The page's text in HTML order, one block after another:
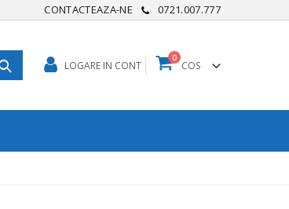
CONTACTEAZA-NE 0721.007.777
LOGARE IN CONT COS
0